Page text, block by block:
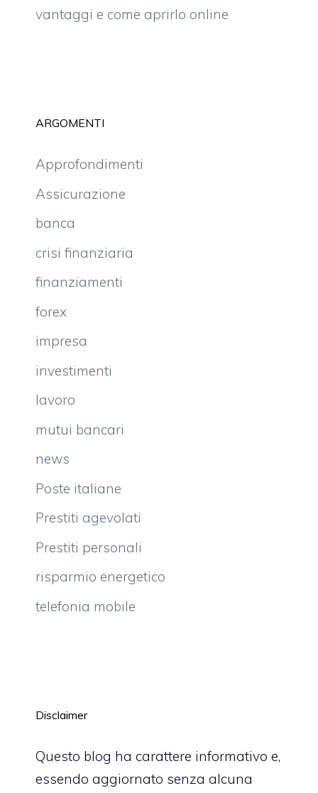
vantaggi e come aprirlo online
ARGOMENTI
Approfondimenti
Assicurazione
banca
crisi finanziaria
finanziamenti
forex
impresa
investimenti
lavoro
mutui bancari
news
Poste italiane
Prestiti agevolati
Prestiti personali
risparmio energetico
telefonia mobile
Disclaimer
Questo blog ha carattere informativo e,
essendo aggiornato senza alcuna